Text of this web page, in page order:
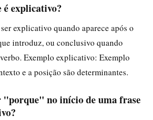
explicativo?
explicativo quando aparece após o
introduz, ou conclusivo quando
Exemplo explicativo: Exemplo
e a posição são determinantes.
"porque" no início de uma frase